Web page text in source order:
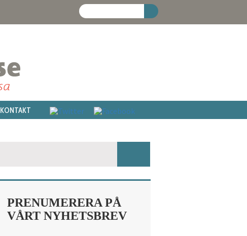
KONTAKT
PRENUMERERA PÅ
VÅRT NYHETSBREV